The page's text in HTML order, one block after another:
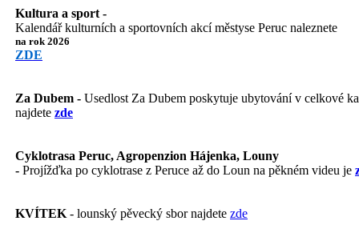
Kultura a sport -
Kalendář kulturních a sportovních akcí městyse Peruc naleznete
na rok 2026
ZDE
Za Dubem - Usedlost Za Dubem poskytuje ubytování v celkové
najdete zde
Cyklotrasa Peruc, Agropenzion Hájenka, Louny
- Projížďka po cyklotrase z Peruce až do Loun na pěkném videu je
KVÍTEK - lounský pěvecký sbor najdete zde